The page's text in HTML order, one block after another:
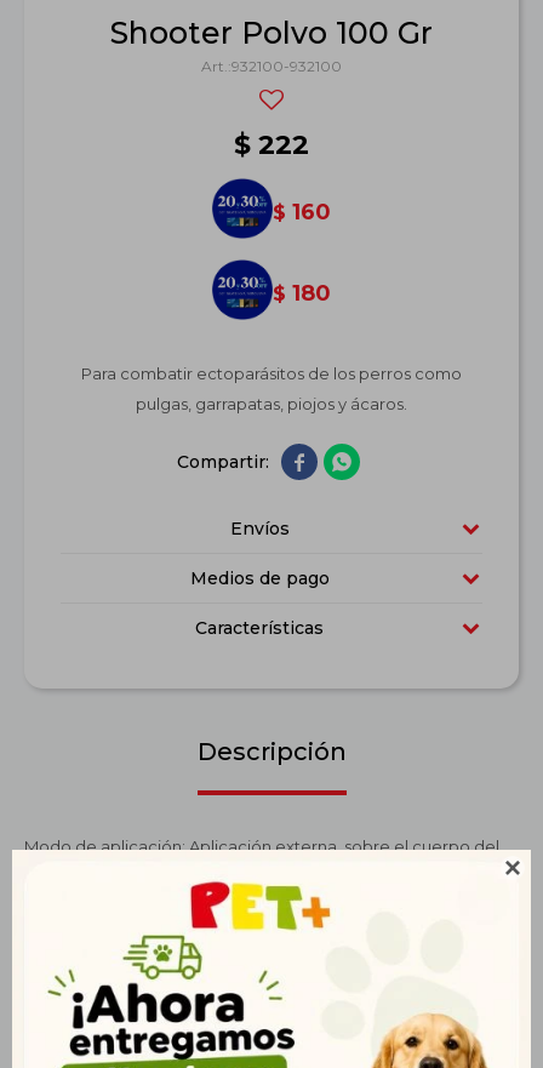

Shooter Polvo 100 Gr
932100-932100
$ 222
$ 160
$ 180
Para combatir ectoparásitos de los perros como
pulgas, garrapatas, piojos y ácaros.
 
Envíos
Medios de pago
Características
Descripción
Modo de aplicación: Aplicación externa, sobre el cuerpo del
con la piel, dejar actuar unos minutos y cepillar para quitar el
exceso. Evitar que el animal ingiera el producto. Se
recomienda el uso de guantes de goma durante su aplicación,
en caso de contacto con la piel, lavar con agua y jabón. Puede
aplicarse también en cuchas y lugares de descanso de la
mascota. Se aconseja repetir la aplicación semanalmente o